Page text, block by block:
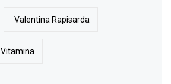
Valentina Rapisarda
Vitamina